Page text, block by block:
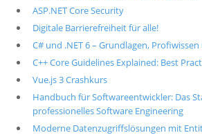
ASP.NET Core Security
Digitale Barrierefreiheit für alle!
C# und .NET 6 – Grundlagen,
C++ Core Guidelines Explained: Best
Vue.js 3 Crashkurs
Handbuch für Softwareentwickler: Das
professionelles Software Engineering
Moderne Datenzugriffslösungen mit